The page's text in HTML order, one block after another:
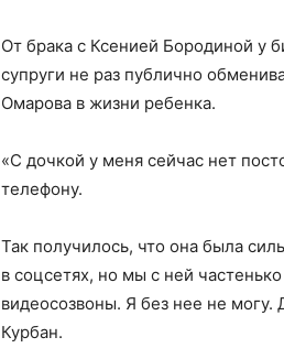
От брака с Ксенией Бородиной у
супруги не раз публично
Омарова в жизни ребенка.
«С дочкой у меня сейчас нет
телефону.
Так получилось, что она была
в соцсетях, но мы с ней
видеосозвоны. Я без нее не
Курбан.